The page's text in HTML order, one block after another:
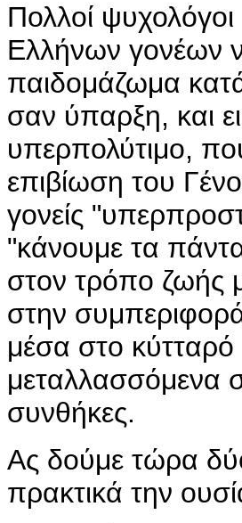
Πολλοί
Ελλήνων γονέων
παιδομάζωμα
σαν ύπαρξη, και
υπερπολύτιμο,
επιβίωση του
γονείς
"κάνουμε τα
στον τρόπο ζωής
στην
μέσα στο κύτταρό
μεταλλασσόμενα
συνθήκες.
Ας δούμε τώρα
πρακτικά την